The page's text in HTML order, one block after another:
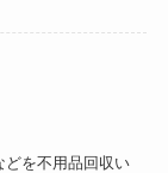
どを不用品回収い